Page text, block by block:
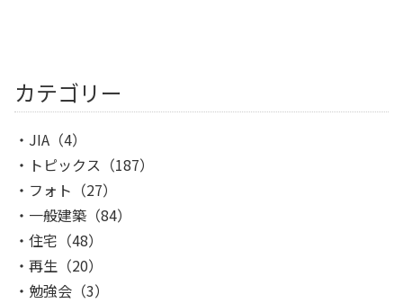
カテゴリー
JIA （4）
トピックス （187）
フォト （27）
一般建築 （84）
住宅 （48）
再生 （20）
勉強会 （3）